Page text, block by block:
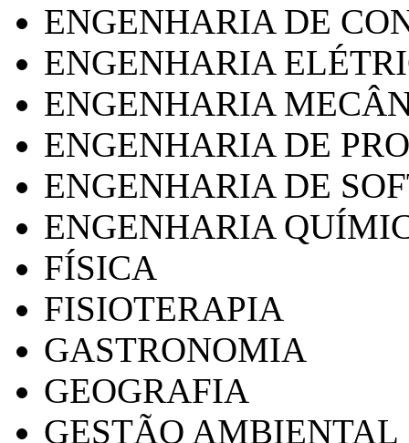
ENGENHARIA DE
ENGENHARIA
ENGENHARIA
ENGENHARIA DE
ENGENHARIA DE
ENGENHARIA
FÍSICA
FISIOTERAPIA
GASTRONOMIA
GEOGRAFIA
GESTÃO AMBIENTAL